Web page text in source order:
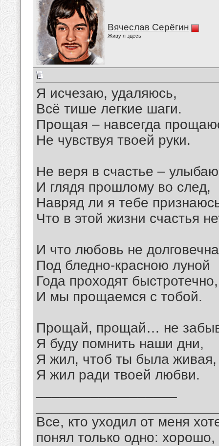
Вячеслав Серёгин
Живу я здесь
Я исчезаю, удаляюсь,
Всё тише легкие шаги.
Прощая – навсегда
Не чувствуя твоей руки.
Не веря в счастье –
И глядя прошлому во след,
Навряд ли я тебе
Что в этой жизни счастья
И что любовь не
Под бледно-красною луной
Года проходят быстротечно,
И мы прощаемся с тобой.
Прощай, прощай… не
Я буду помнить наши дни,
Я жил, чтоб ты была живая,
Я жил ради твоей любви.
Все, кто уходил от меня
понял только одно: